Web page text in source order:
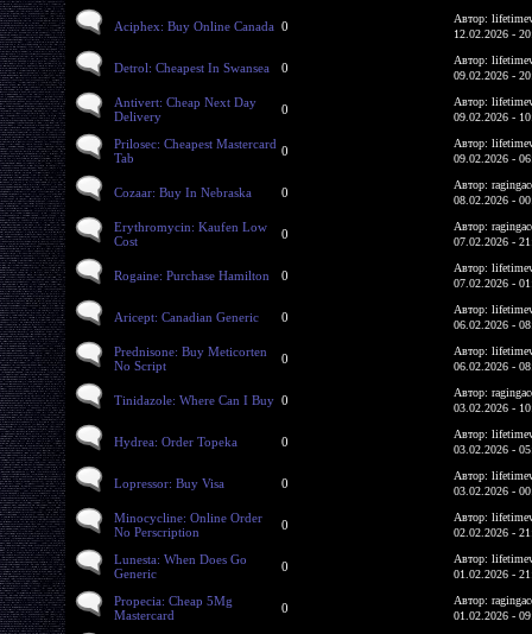
Aciphex: Buy Online Canada 0
Автор:
12.02.2026 -
Detrol: Cheapest In Swansea 0
Автор:
09.02.2026 -
Antivert: Cheap Next Day
Delivery
0
Автор:
09.02.2026 -
Prilosec: Cheapest Mastercard
Tab
0
Автор:
09.02.2026 -
Cozaar: Buy In Nebraska 0
Автор:
08.02.2026 -
Erythromycin: Kaufen Low
Cost
0
Автор:
07.02.2026 -
Rogaine: Purchase Hamilton 0
Автор:
07.02.2026 -
Aricept: Canadian Generic 0
Автор:
06.02.2026 -
Prednisone: Buy Meticorten
No Script
0
Автор:
06.02.2026 -
Tinidazole: Where Can I Buy 0
Автор:
03.02.2026 -
Hydrea: Order Topeka 0
Автор:
03.02.2026 -
Lopressor: Buy Visa 0
Автор:
03.02.2026 -
Minocycline: Online Order
No Perscription
0
Автор:
02.02.2026 -
Lunesta: When Does Go
Generic
0
Автор:
01.02.2026 -
Propecia: Cheap 5Mg
Mastercard
0
Автор:
01.02.2026 -